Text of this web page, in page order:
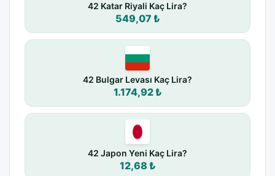
42 Katar Riyali Kaç Lira?
549,07 ₺
42 Bulgar Levası Kaç Lira?
1.174,92 ₺
42 Japon Yeni Kaç Lira?
12,68 ₺